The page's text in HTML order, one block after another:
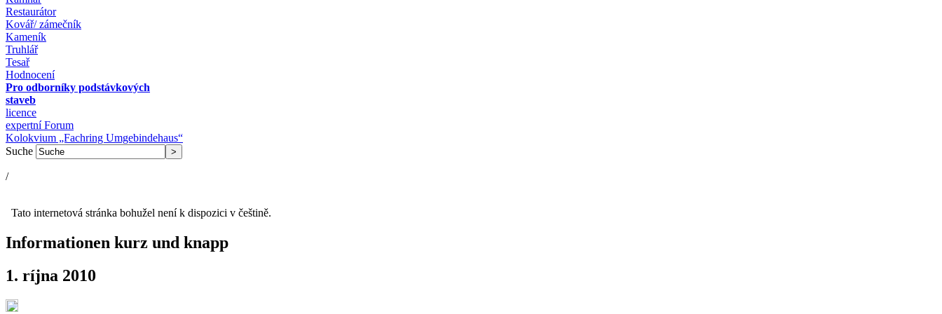
Restaurátor
Kovář/ zámečník
Kameník
Truhlář
Tesař
Hodnocení
Pro odborníky podstávkových
staveb
licence
expertní Forum
Kolokvium „Fachring Umgebindehaus“
Suche
/
Tato internetová stránka bohužel není k dispozici v češtině.
Informationen kurz und knapp
1. ríjna 2010